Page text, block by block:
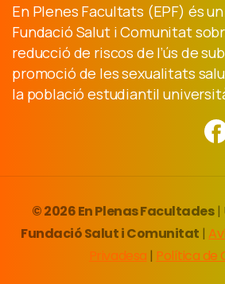
En Plenes Facultats (EPF) és
Fundació Salut i Comunitat
reducció de riscos de l’ús de
promoció de les sexualitats
la població estudiantil
© 2026 En Plenas Facultades|
Fundació Salut i Comunitat |
Privadesa | Política de